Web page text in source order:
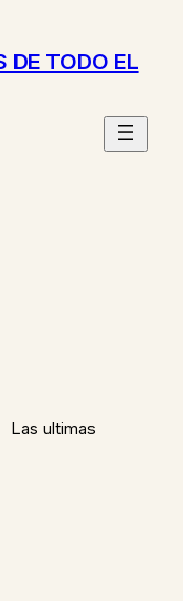
DE TODO EL
Las ultimas